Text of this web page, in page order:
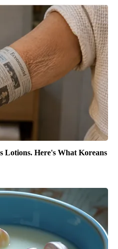
Lotions. Here's What Koreans